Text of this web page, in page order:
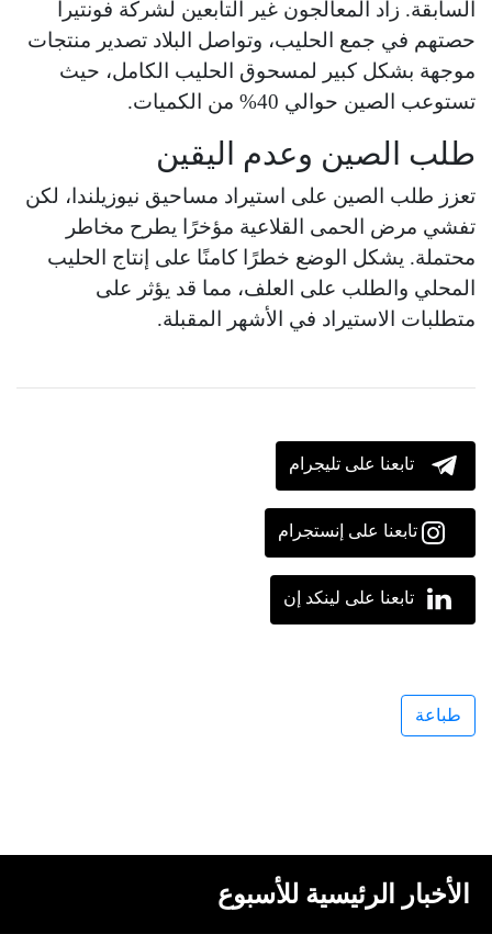
السابقة. زاد المعالجون غير التابعين لشركة فونتيرا
حصتهم في جمع الحليب، وتواصل البلاد تصدير منتجات
موجهة بشكل كبير لمسحوق الحليب الكامل، حيث
تستوعب الصين حوالي 40% من الكميات.
طلب الصين وعدم اليقين
تعزز طلب الصين على استيراد مساحيق نيوزيلندا، لكن
تفشي مرض الحمى القلاعية مؤخرًا يطرح مخاطر
محتملة. يشكل الوضع خطرًا كامنًا على إنتاج الحليب
المحلي والطلب على العلف، مما قد يؤثر على
متطلبات الاستيراد في الأشهر المقبلة.
تابعنا على تليجرام
تابعنا على إنستجرام
تابعنا على لينكد إن
طباعة
الأخبار الرئيسية للأسبوع